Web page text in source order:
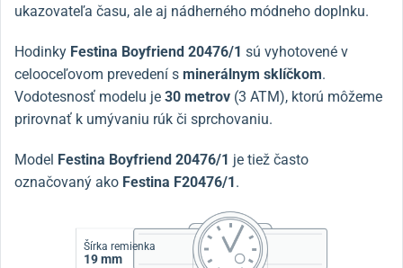
ukazovateľa času, ale aj nádherného módneho doplnku.
Hodinky Festina Boyfriend 20476/1 sú vyhotovené v
celooceľovom prevedení s minerálnym sklíčkom.
Vodotesnosť modelu je 30 metrov (3 ATM), ktorú môžeme
prirovnať k umývaniu rúk či sprchovaniu.
Model Festina Boyfriend 20476/1 je tiež často
označovaný ako Festina F20476/1.
Šírka remienka
19 mm